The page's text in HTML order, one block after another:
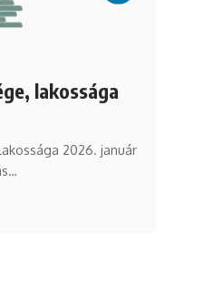
lakossága
2026. január